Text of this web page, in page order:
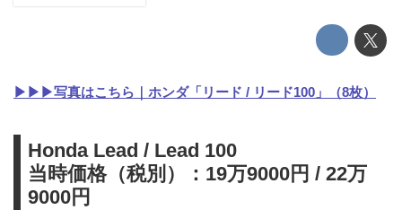
▶▶▶写真はこちら｜ホンダ「リード / リード100」（8枚）
Honda Lead / Lead 100
当時価格（税別）：19万9000円 / 22万
9000円